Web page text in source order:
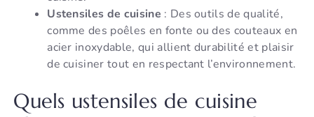
Ustensiles de cuisine : Des outils de qualité,
comme des poêles en fonte ou des couteaux en
acier inoxydable, qui allient durabilité et plaisir
de cuisiner tout en respectant l’environnement.
Quels ustensiles de cuisine